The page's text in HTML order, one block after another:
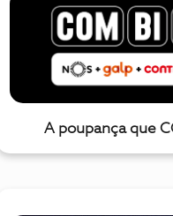
A poupança que